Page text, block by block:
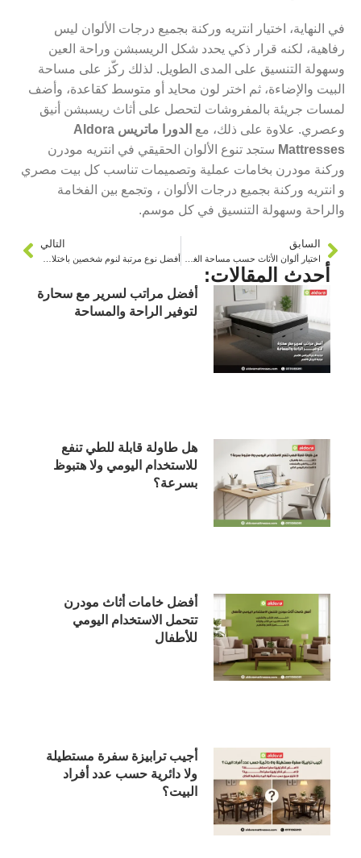
في النهاية، اختيار انتريه وركنة بجميع درجات الألوان ليس
رفاهية، لكنه قرار ذكي يحدد شكل الريسبشن وراحة العين
وسهولة التنسيق على المدى الطويل. لذلك ركّز على مساحة
البيت والإضاءة، ثم اختر لون محايد أو متوسط كقاعدة، وأضف
لمسات جريئة بالمفروشات لتحصل على أثاث ريسبشن أنيق
وعصري. علاوة على ذلك، مع
الدورا ماتريس Aldora
Mattresses ستجد تنوع الألوان الحقيقي في انتريه مودرن
وركنة مودرن بخامات عملية وتصميمات تناسب كل بيت مصري
و انتريه وركنة بجميع درجات الألوان ، وتجمع بين الفخامة
والراحة وسهولة التنسيق في كل موسم.
السابق التالي
أحدث المقالات:
أفضل مراتب لسرير مع سحارة
لتوفير الراحة والمساحة
هل طاولة قابلة للطي تنفع
للاستخدام اليومي ولا هتبوظ
بسرعة؟
أفضل خامات أثاث مودرن
تتحمل الاستخدام اليومي
للأطفال
أجيب ترابيزة سفرة مستطيلة
ولا دائرية حسب عدد أفراد
البيت؟